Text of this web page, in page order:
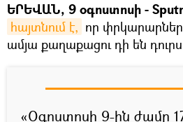
ԵՐԵՎԱՆ, 9 օգոստոսի -
հայտնում է, որ
ամյա քաղաքացու դի են դուրս
«Օգոստոսի 9-ին ժամը